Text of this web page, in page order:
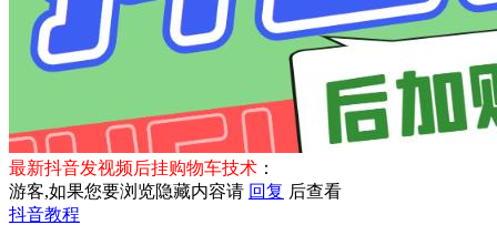
最新抖音发视频后挂购物车技术 ：
游客,如果您要浏览隐藏内容请 回复 后查看
抖音教程